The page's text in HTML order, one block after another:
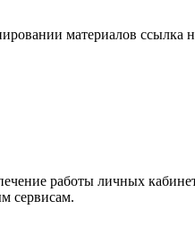
материалов ссылка на
работы личных
сервисам.